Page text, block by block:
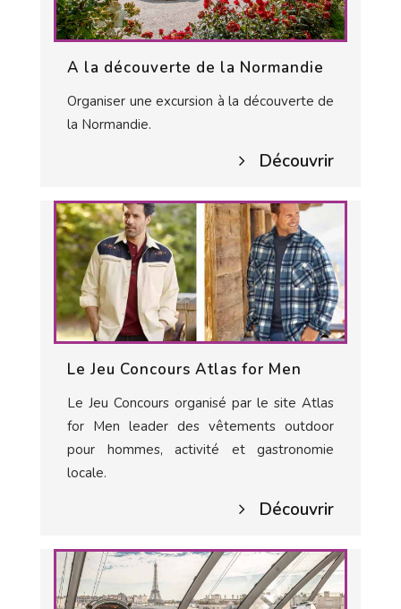
A la découverte de la Normandie
Organiser une excursion à la découverte de
la Normandie.
Découvrir
Le Jeu Concours Atlas for Men
Le Jeu Concours organisé par le site Atlas
for Men leader des vêtements outdoor
pour hommes, activité et gastronomie
locale.
Découvrir